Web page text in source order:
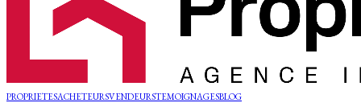
PROPRIETESACHETEURSVENDEURSTEMOIGNAGESBLOG